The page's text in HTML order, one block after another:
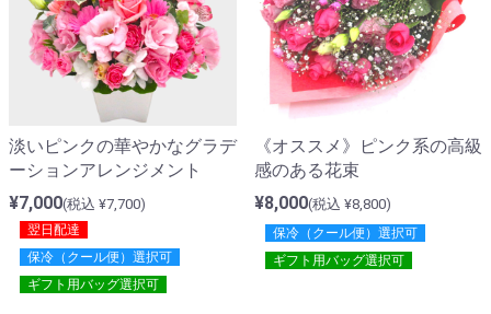
淡いピンクの華やかなグラデ
ーションアレンジメント
¥7,000(税込 ¥7,700)
翌日配達
保冷（クール便）選択可
ギフト用バッグ選択可
《オススメ》ピンク系の高級
感のある花束
¥8,000(税込 ¥8,800)
保冷（クール便）選択可
ギフト用バッグ選択可